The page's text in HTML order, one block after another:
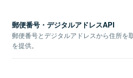
郵便番号・デジタルアドレスAPI
郵便番号とデジタルアドレスから住所を
を提供。